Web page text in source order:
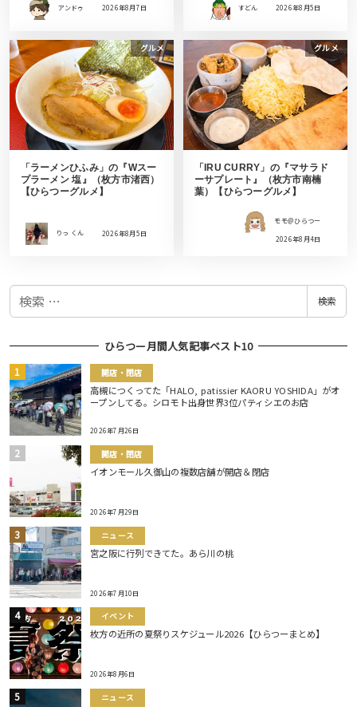
アンドゥ 2026年8月7日 すどん 2026年8月5日
グルメ
「ラーメンひふみ」の『Wスー
プラーメン 塩』（枚方市渚西）
【ひらつーグルメ】
りっ くん 2026年8月5日
グルメ
「IRU CURRY」の『マサラド
ーサプレート』（枚方市南楠
葉）【ひらつーグルメ】
モモ＠ひらつー
2026年8月4日
検
検索
ひらつー月間人気記事ベスト10
開店・閉店
高槻につくってた「HALO, patissier KAORU YOSHIDA」がオ
ープンしてる。シロモト出身世界3位パティシエのお店
2026年7月26日
開店・閉店
イオンモール久御山の複数店舗が開店＆閉店
2026年7月29日
ニュース
宮之阪に行列できてた。あら川の桃
2026年7月10日
イベント
枚方の近所の夏祭りスケジュール2026【ひらつーまとめ】
2026年8月6日
ニュース